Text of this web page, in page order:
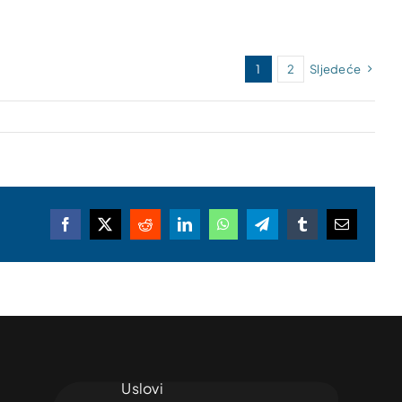
1 2 Sljedeće
Facebook
X RedditLinkedInWhatsAppTelegramTumblrEmail
Uslovi